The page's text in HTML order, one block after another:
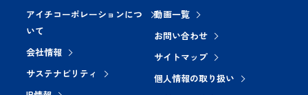
アイチコーポレーションにつ
いて
会社情報
サステナビリティ
動画一覧
お問い合わせ
サイトマップ
個人情報の取り扱い